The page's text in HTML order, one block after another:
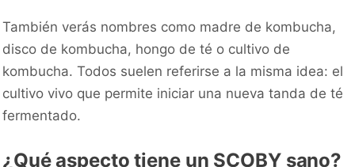
También verás nombres como madre de kombucha,
disco de kombucha, hongo de té o cultivo de
kombucha. Todos suelen referirse a la misma idea: el
cultivo vivo que permite iniciar una nueva tanda de té
fermentado.
¿Qué aspecto tiene un SCOBY sano?